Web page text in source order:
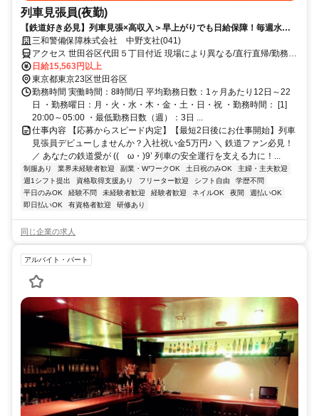
列車見張員(夜勤)
【鉄道好き必見】列車見張×高収入＞早上がりでも日給保障！毎週水曜
が給料日！日払いもOK！
三和警備保障株式会社 中野支社(041)
アクセス 世田谷区代田５丁目付近 現場により異なる/直行直帰/勤務地
相談可 ■電話面接■来社不要■即日勤務
日給15,563円以上
東京都東京23区世田谷区
勤務時間 実働時間：8時間/日 平均勤務日数：1ヶ月あたり12日～22
日 ・勤務曜日：月・火・水・木・金・土・日・祝 ・勤務時間： [1]
20:00～05:00 ・最低勤務日数（週）：3日 ...
仕事内容 【応募からスピード内定】【最短2日後にお仕事開始】列車
見張員デビューしませんか？入社祝い金5万円♪ ＼ 鉄道ファン必見！
／ あなたの鉄道愛が ((ゝω・)9’ 列車の安全運行を支える力に！...
制服あり 業界未経験者歓迎 副業・WワークOK 土日祝のみOK
主婦・主夫歓迎
週1シフト提出
資格取得支援あり フリーター歓迎 シフト自由
学歴不問
平日のみOK
経験不問 未経験者歓迎 経験者歓迎 ネイルOK 夜間
週払いOK
即日払いOK
有資格者歓迎 研修あり
同じ企業の求人
アルバイト・パート